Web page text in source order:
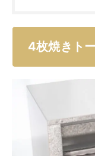
4枚焼きト